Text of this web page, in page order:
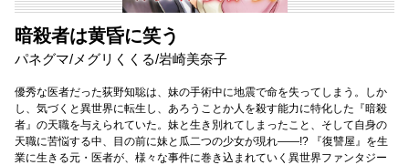
暗殺者は黄昏に笑う
パネグマ/メグリくくる/岩崎美奈子
優秀な医者だった荻野知聡は、妹の手術中に地震で命を失ってしまう。しか
し、気づくと異世界に転生し、あろうことか人を殺す能力に特化した『暗殺
者』の天職を与えられていた。妹と生き別れてしまったこと、そして自身の
天職に苦悩する中、目の前に妹と瓜二つの少女が現れ――!? 『復讐屋』を生
業に生きる元・医者が、様々な事件に巻き込まれていく異世界ファンタジー